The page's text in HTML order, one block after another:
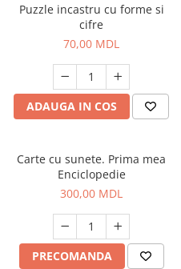
Puzzle incastru cu forme si
cifre
70,00 MDL
ADAUGA IN COS
Carte cu sunete. Prima mea
Enciclopedie
300,00 MDL
PRECOMANDA